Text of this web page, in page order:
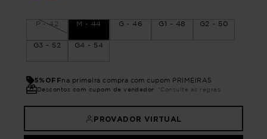
P - 42 M - 44 G - 46 G1 - 48 G2 - 50
G3 - 52 G4 - 54
5%OFFna primeira compra com cupom PRIMEIRA5
Descontos com cupom de vendedor *Consulte as regras
PROVADOR VIRTUAL